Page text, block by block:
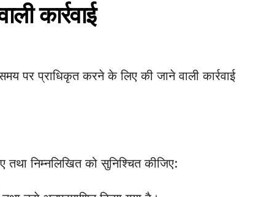
कार्रवाई
समय पर प्राधिकृत करने के लिए की जाने वाली कार्रवाई
निम्नलिखित को सुनिश्चित कीजिए: